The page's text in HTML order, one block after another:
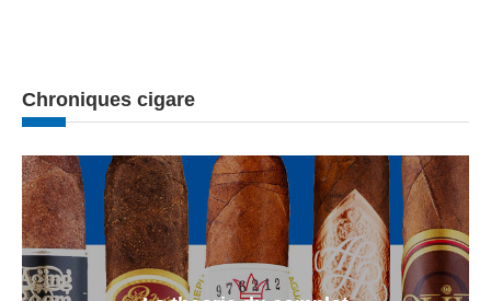
Chroniques cigare